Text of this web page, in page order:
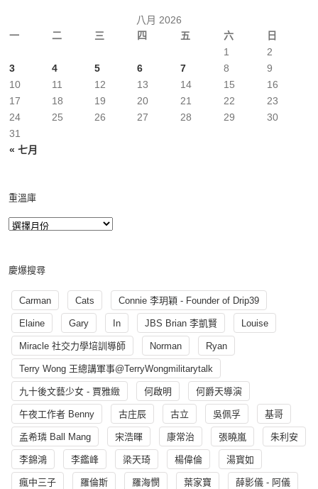
八月 2026
一
二 三 四 五 六 日
« 七月
1
2
3
4 5 6 7 8
9
10
11 12 13 14 15
16
17
18 19 20 21 22
23
24
25 26 27 28 29
30
31
重溫庫
慶爆搜尋
Carman Cats Connie 李玥穎 - Founder of Drip39
Elaine Gary In JBS Brian 李凱賢 Louise
Miracle 社交力學培訓導師 Norman Ryan
Terry Wong 王總講軍事@TerryWongmilitarytalk
九十後文藝少女 - 賈雅緻 何啟明 何爵天導演
午夜工作者 Benny 古庄辰 古立 吳佩孚 基哥
孟希璘 Ball Mang 宋浩暉 康常治 張曉嵐 朱利安
李錦鴻 李鑑峰 梁天琦 楊偉倫 湯寳如
瘋中三子 羅倫斯 羅海憫 葉家寶 薛影儀 - 阿儀